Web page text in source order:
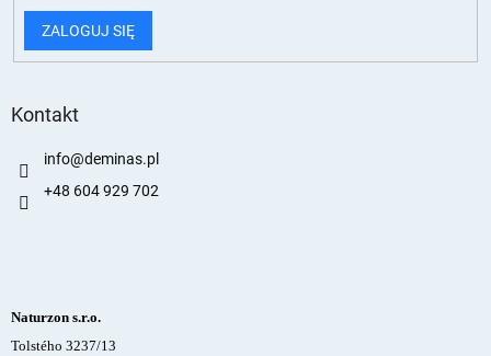
ZALOGUJ SIĘ
Kontakt
info@deminas.pl
+48 604 929 702
Naturzon s.r.o.
Tolstého 3237/13